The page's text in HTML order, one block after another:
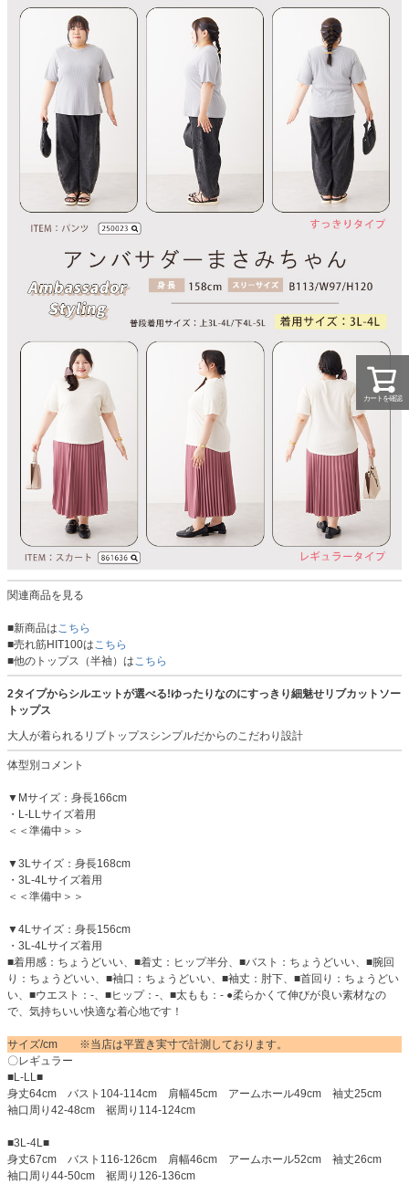
関連商品を見る
■新商品はこちら
■売れ筋HIT100はこちら
■他のトップス（半袖）はこちら
2タイプからシルエットが選べる!ゆったりなのにすっきり細魅せリブカットソー
トップス
大人が着られるリブトップスシンプルだからのこだわり設計
体型別コメント
▼Mサイズ：身長166cm
・L-LLサイズ着用
＜＜準備中＞＞
▼3Lサイズ：身長168cm
・3L-4Lサイズ着用
＜＜準備中＞＞
▼4Lサイズ：身長156cm
・3L-4Lサイズ着用
■着用感：ちょうどいい、■着丈：ヒップ半分、■バスト：ちょうどいい、■腕回
り：ちょうどいい、■袖口：ちょうどいい、■袖丈：肘下、■首回り：ちょうどい
い、■ウエスト：-、■ヒップ：-、■太もも：- ●柔らかくて伸びが良い素材なの
で、気持ちいい快適な着心地です！
サイズ/cm ※当店は平置き実寸で計測しております。
〇レギュラー
■L-LL■
身丈64cm バスト104-114cm 肩幅45cm アームホール49cm 袖丈25cm
袖口周り42-48cm 裾周り114-124cm
■3L-4L■
身丈67cm バスト116-126cm 肩幅46cm アームホール52cm 袖丈26cm
袖口周り44-50cm 裾周り126-136cm
カートを確認